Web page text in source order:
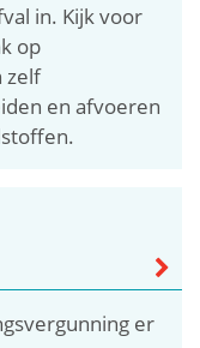
in. Kijk voor
op
zelf
en afvoeren
er